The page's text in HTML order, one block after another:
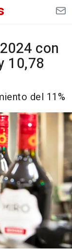
con
10,78
del 11%